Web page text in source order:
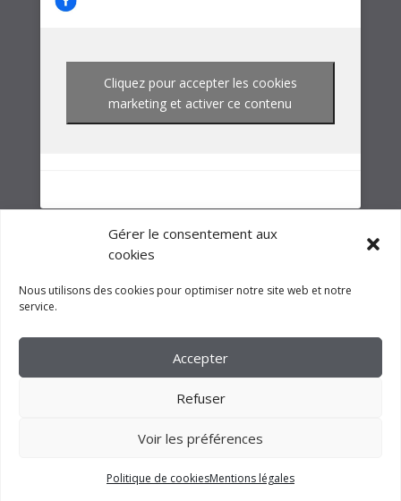
Gérer le consentement aux
cookies
Nous utilisons des cookies pour optimiser notre site web et notre
service.
Accepter
Refuser
Voir les préférences
Politique de cookiesMentions légales
FM CRÉATION